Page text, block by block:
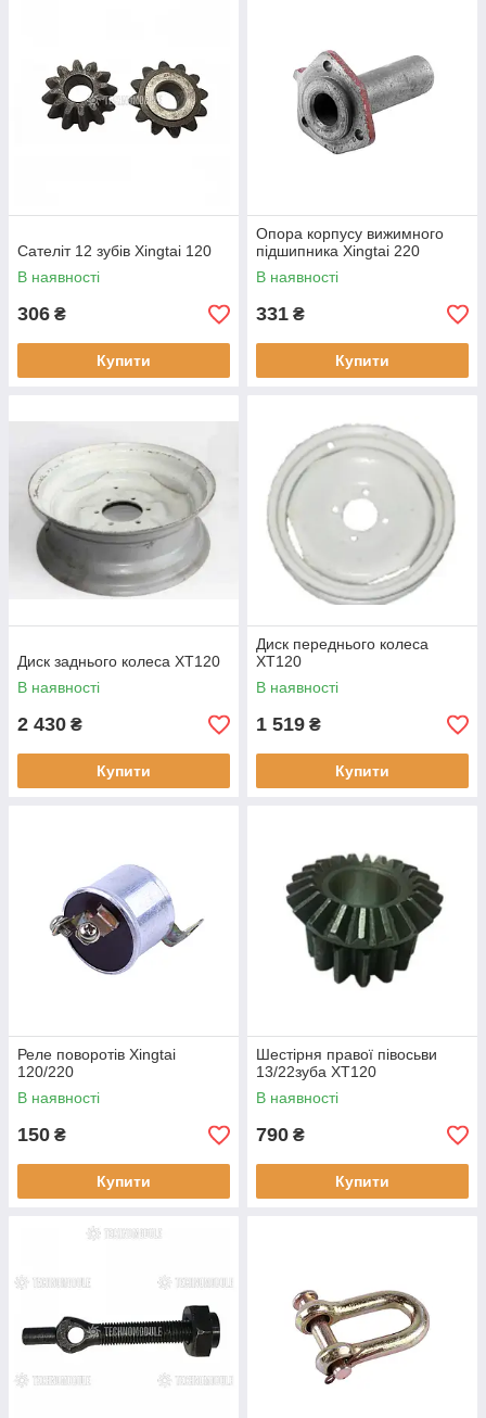
Сателіт 12 зубів Xingtai 120
В наявності
306 ₴
Купити
Опора корпусу вижимного
підшипника Xingtai 220
В наявності
331 ₴
Купити
Диск заднього колеса XT120
В наявності
2 430 ₴
Купити
Диск переднього колеса
XT120
В наявності
1 519 ₴
Купити
Реле поворотів Xingtai
120/220
В наявності
150 ₴
Купити
Шестірня правої півосьви
13/22зуба XT120
В наявності
790 ₴
Купити